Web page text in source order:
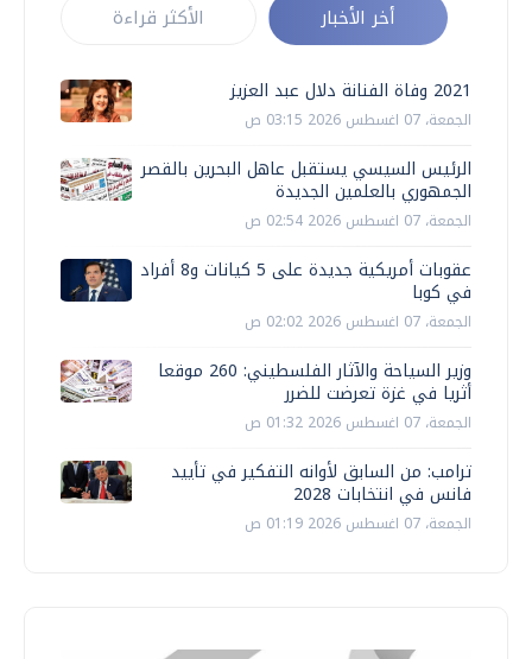
أخر الأخبار الأكثر قراءة
2021 وفاة الفنانة دلال عبد العزيز
الجمعة، 07 اغسطس 2026 03:15 ص
الرئيس السيسي يستقبل عاهل البحرين بالقصر
الجمهوري بالعلمين الجديدة
الجمعة، 07 اغسطس 2026 02:54 ص
عقوبات أمريكية جديدة على 5 كيانات و8 أفراد
في كوبا
الجمعة، 07 اغسطس 2026 02:02 ص
وزير السياحة والآثار الفلسطيني: 260 موقعا
أثريا في غزة تعرضت للضرر
الجمعة، 07 اغسطس 2026 01:32 ص
ترامب: من السابق لأوانه التفكير في تأييد
فانس في انتخابات 2028
الجمعة، 07 اغسطس 2026 01:19 ص